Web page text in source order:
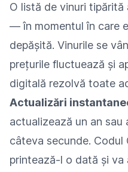
O listă de vinuri
— în momentul în care
depășită. Vinurile se
prețurile fluctuează și
digitală rezolvă toate
Actualizări
actualizează un an sau
câteva secunde.
printează-l o dată și